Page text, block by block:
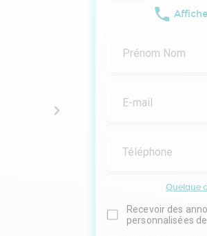
Prénom Nom
E-mail
Téléphone
Quelque
Recevoir des
personnalisées